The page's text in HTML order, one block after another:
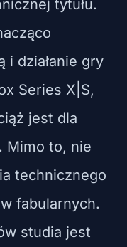
tytułu.
i działanie gry
Series X|S,
jest dla
Mimo to, nie
technicznego
fabularnych.
studia jest